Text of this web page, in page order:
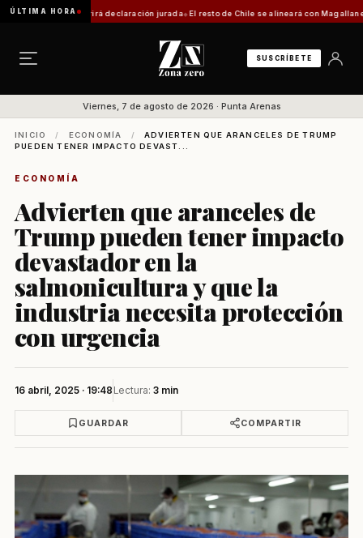
ÚLTIMA HORA
requerirá declaración jurada El resto de Chile se alineará con Magallanes:
SUSCRÍBETE
Viernes, 7 de agosto de 2026 · Punta Arenas
INICIO / ECONOMÍA /
ADVIERTEN QUE ARANCELES DE TRUMP
PUEDEN TENER IMPACTO DEVAST...
ECONOMÍA
Advierten que aranceles de
Trump pueden tener impacto
devastador en la
salmonicultura y que la
industria necesita protección
con urgencia
16 abril, 2025 · 19:48 Lectura: 3 min
GUARDAR COMPARTIR